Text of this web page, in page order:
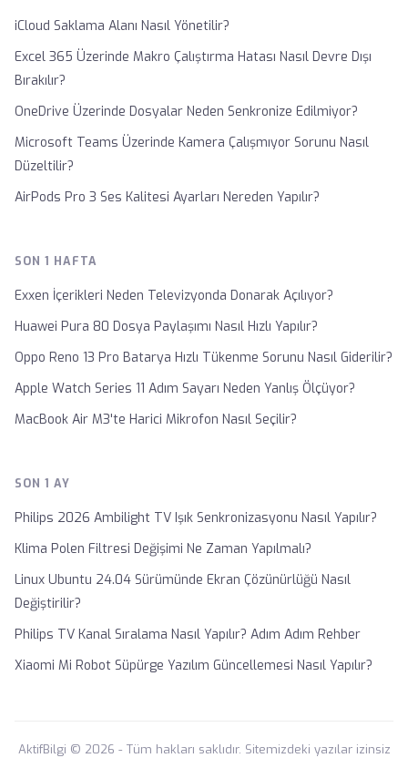
iCloud Saklama Alanı Nasıl Yönetilir?
Excel 365 Üzerinde Makro Çalıştırma Hatası Nasıl Devre Dışı
Bırakılır?
OneDrive Üzerinde Dosyalar Neden Senkronize Edilmiyor?
Microsoft Teams Üzerinde Kamera Çalışmıyor Sorunu Nasıl
Düzeltilir?
AirPods Pro 3 Ses Kalitesi Ayarları Nereden Yapılır?
SON 1 HAFTA
Exxen İçerikleri Neden Televizyonda Donarak Açılıyor?
Huawei Pura 80 Dosya Paylaşımı Nasıl Hızlı Yapılır?
Oppo Reno 13 Pro Batarya Hızlı Tükenme Sorunu Nasıl Giderilir?
Apple Watch Series 11 Adım Sayarı Neden Yanlış Ölçüyor?
MacBook Air M3'te Harici Mikrofon Nasıl Seçilir?
SON 1 AY
Philips 2026 Ambilight TV Işık Senkronizasyonu Nasıl Yapılır?
Klima Polen Filtresi Değişimi Ne Zaman Yapılmalı?
Linux Ubuntu 24.04 Sürümünde Ekran Çözünürlüğü Nasıl
Değiştirilir?
Philips TV Kanal Sıralama Nasıl Yapılır? Adım Adım Rehber
Xiaomi Mi Robot Süpürge Yazılım Güncellemesi Nasıl Yapılır?
AktifBilgi © 2026 - Tüm hakları saklıdır. Sitemizdeki yazılar izinsiz